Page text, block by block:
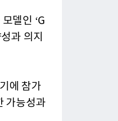
델인 ‘G
과 의지
에 참가
가능성과